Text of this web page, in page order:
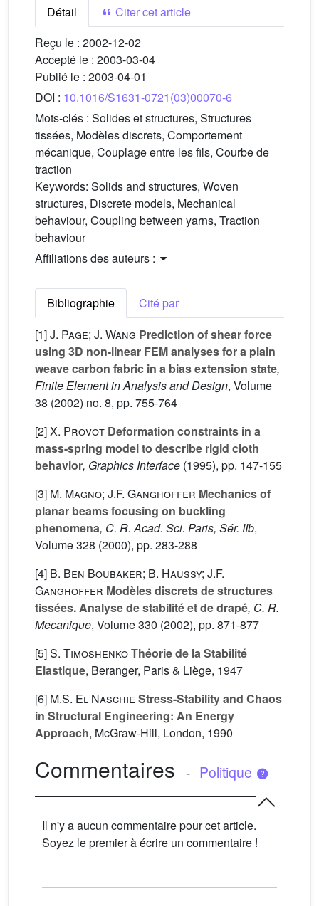
Détail
Citer cet article
Reçu le : 2002-12-02
Accepté le : 2003-03-04
Publié le : 2003-04-01
DOI : 10.1016/S1631-0721(03)00070-6
Mots-clés : Solides et structures, Structures
tissées, Modèles discrets, Comportement
mécanique, Couplage entre les fils, Courbe de
traction
Keywords: Solids and structures, Woven
structures, Discrete models, Mechanical
behaviour, Coupling between yarns, Traction
behaviour
Affiliations des auteurs :
Bibliographie
Cité par
[1]J. Page; J. Wang Prediction of shear force
using 3D non-linear FEM analyses for a plain
weave carbon fabric in a bias extension state,
Finite Element in Analysis and Design, Volume
38 (2002) no. 8, pp. 755-764
[2]X. Provot Deformation constraints in a
mass-spring model to describe rigid cloth
behavior, Graphics Interface (1995), pp. 147-155
[3] M. Magno; J.F. Ganghoffer Mechanics of
planar beams focusing on buckling
phenomena, C. R. Acad. Sci. Paris, Sér. IIb,
Volume 328 (2000), pp. 283-288
[4] B. Ben Boubaker; B. Haussy; J.F.
Ganghoffer Modèles discrets de structures
tissées. Analyse de stabilité et de drapé, C. R.
Mecanique, Volume 330 (2002), pp. 871-877
[5]S. TimoshenkoThéorie de la Stabilité
Elastique, Beranger, Paris & Liège, 1947
[6] M.S. El Naschie Stress-Stability and Chaos
in Structural Engineering: An Energy
Approach, McGraw-Hill, London, 1990
Commentaires - Politique
Il n'y a aucun commentaire pour cet article.
Soyez le premier à écrire un commentaire !